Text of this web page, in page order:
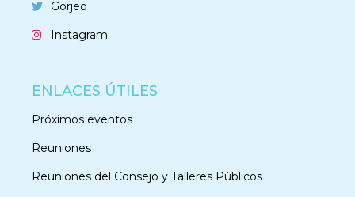
Gorjeo
Instagram
ENLACES ÚTILES
Próximos eventos
Reuniones
Reuniones del Consejo y Talleres Públicos